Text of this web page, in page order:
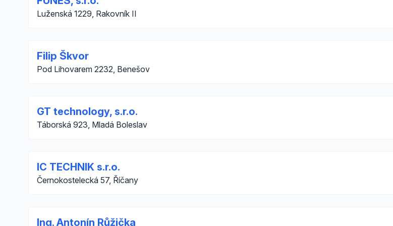
Luženská 1229, Rakovník II
Filip Škvor
Pod Lihovarem 2232, Benešov
GT technology, s.r.o.
Táborská 923, Mladá Boleslav
IC TECHNIK s.r.o.
Černokostelecká 57, Říčany
Ing. Antonín Růžička